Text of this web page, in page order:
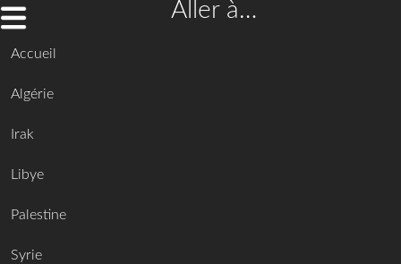
Aller à…
Accueil
Algérie
Irak
Libye
Palestine
Syrie